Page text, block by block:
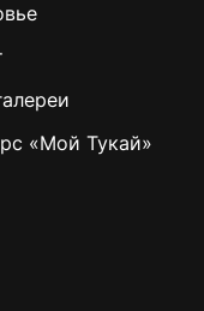
«Мой Тукай»